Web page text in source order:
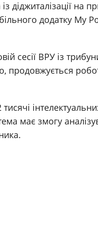
на
додатку My
сесії ВРУ із
продовжується
має змогу